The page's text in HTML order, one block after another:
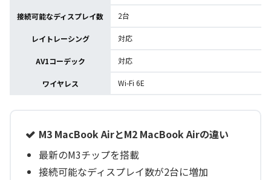
接続可能なディスプレイ数 2台
レイトレーシング 対応
AV1コーデック 対応
ワイヤレス Wi-Fi 6E
M3 MacBook AirとM2 MacBook Airの違い
最新のM3チップを搭載
接続可能なディスプレイ数が2台に増加